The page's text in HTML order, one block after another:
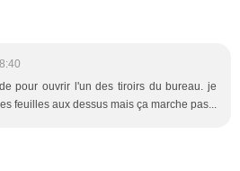
pour ouvrir l'un des tiroirs du bureau. je
feuilles aux dessus mais ça marche pas...